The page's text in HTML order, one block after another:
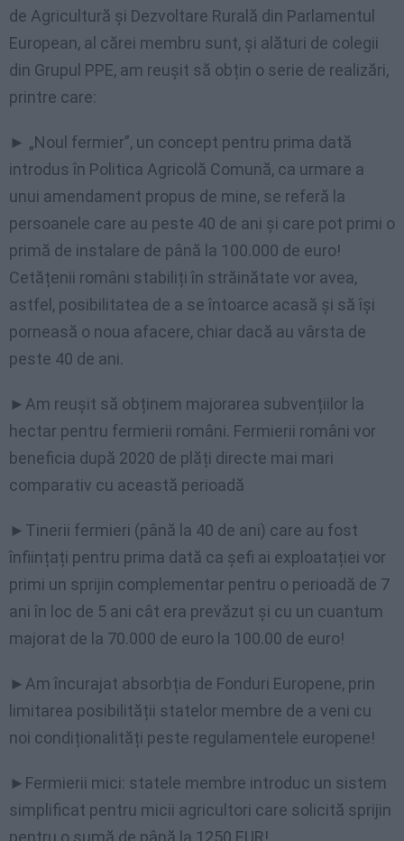
de Agricultură și Dezvoltare Rurală din Parlamentul
European, al cărei membru sunt, și alături de colegii
din Grupul PPE, am reușit să obțin o serie de realizări,
printre care:
► „Noul fermier”, un concept pentru prima dată
introdus în Politica Agricolă Comună, ca urmare a
unui amendament propus de mine, se referă la
persoanele care au peste 40 de ani și care pot primi o
primă de instalare de până la 100.000 de euro!
Cetățenii români stabiliți în străinătate vor avea,
astfel, posibilitatea de a se întoarce acasă și să își
porneasă o noua afacere, chiar dacă au vârsta de
peste 40 de ani.
►Am reușit să obținem majorarea subvențiilor la
hectar pentru fermierii români. Fermierii români vor
beneficia după 2020 de plăți directe mai mari
comparativ cu această perioadă
►Tinerii fermieri (până la 40 de ani) care au fost
înființați pentru prima dată ca șefi ai exploatației vor
primi un sprijin complementar pentru o perioadă de 7
ani în loc de 5 ani cât era prevăzut și cu un cuantum
majorat de la 70.000 de euro la 100.00 de euro!
►Am încurajat absorbția de Fonduri Europene, prin
limitarea posibilității statelor membre de a veni cu
noi condiționalități peste regulamentele europene!
►Fermierii mici: statele membre introduc un sistem
simplificat pentru micii agricultori care solicită sprijin
pentru o sumă de până la 1250 EUR!